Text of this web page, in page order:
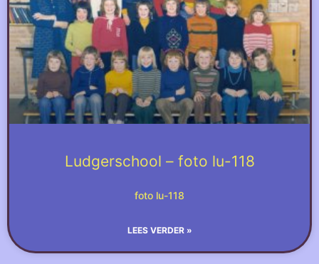
Ludgerschool – foto lu-118
foto lu-118
LEES VERDER »